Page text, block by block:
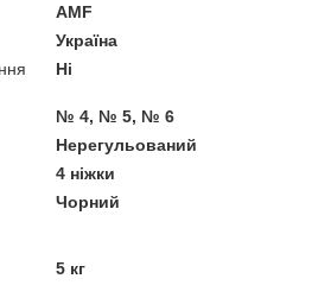
AMF
Україна
Ні
№ 4, № 5, № 6
Нерегульований
4 ніжки
Чорний
5 кг